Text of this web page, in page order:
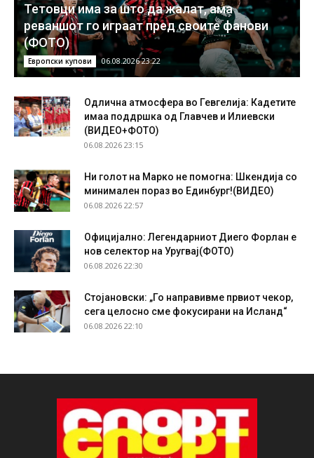
Тетовци има за што да жалат, ама
реваншот го играат пред своите фанови
(ФОТО)
Европски купови 06.08.2026 23:22
Одлична атмосфера во Гевгелија: Кадетите
имаа поддршка од Главчев и Илиевски
(ВИДЕО+ФОТО)
06.08.2026 23:15
Ни голот на Марко не помогна: Шкендија со
минимален пораз во Единбург!(ВИДЕО)
06.08.2026 22:57
Официјално: Легендарниот Диего Форлан е
нов селектор на Уругвај(ФОТО)
06.08.2026 22:30
Стојановски: „Го направивме првиот чекор,
сега целосно сме фокусирани на Исланд“
06.08.2026 22:10